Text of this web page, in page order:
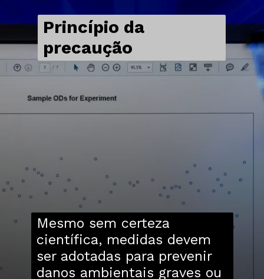
Princípio da
precaução
Mesmo sem certeza
científica, medidas devem
ser adotadas para prevenir
danos ambientais graves ou